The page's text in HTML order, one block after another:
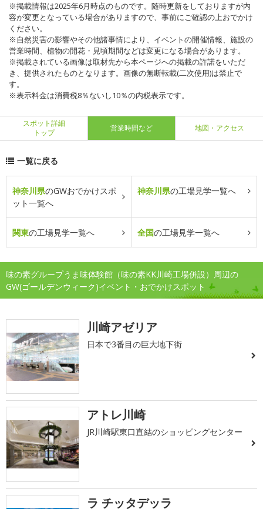
※掲載情報は2025年6月時点のものです。随時更新をしておりますが内
容が変更となっている場合がありますので、事前にご確認の上おでかけ
ください。
※自然災害の影響やその他諸事情により、イベントの開催情報、施設の
営業時間、植物の開花・見頃期間などは変更になる場合があります。
※掲載されている画像は取材先から本ページへの掲載の許諾をいただ
き、提供されたものとなります。画像の無断転載(二次使用)は禁止で
す。
※表示料金は消費税8％ないし10％の内税表示です。
スポット詳細
トップ
営業時間など 地図・アクセス
一覧に戻る
神奈川県のGWおでかけスポ
ット一覧へ
神奈川県の工場見学一覧へ
関東の工場見学一覧へ 全国の工場見学一覧へ
味の素グループうま味体験館（味の素KK川崎工場併設）周辺の
GW(ゴールデンウィーク)イベント・おでかけスポット
川崎アゼリア
日本で3番目の巨大地下街
アトレ川崎
JR川崎駅東口直結のショッピングセンター
ラ チッタデッラ